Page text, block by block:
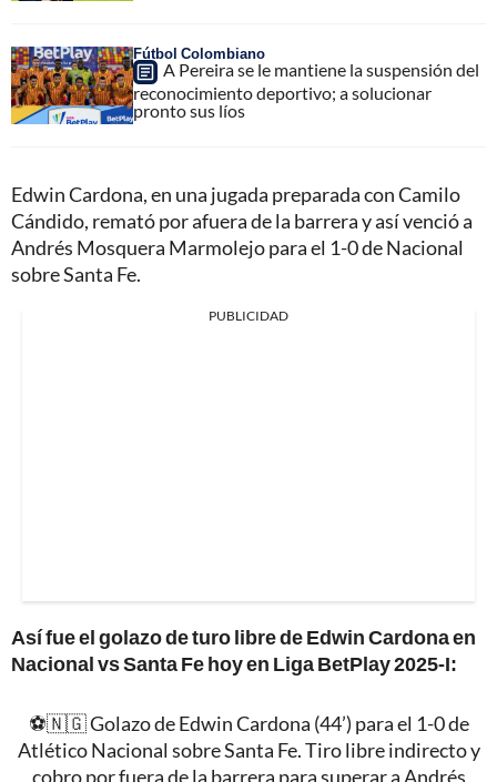
Fútbol Colombiano
A Pereira se le mantiene la suspensión del
reconocimiento deportivo; a solucionar
pronto sus líos
Edwin Cardona, en una jugada preparada con Camilo
Cándido, remató por afuera de la barrera y así venció a
Andrés Mosquera Marmolejo para el 1-0 de Nacional
sobre Santa Fe.
PUBLICIDAD
Así fue el golazo de turo libre de Edwin Cardona en
Nacional vs Santa Fe hoy en Liga BetPlay 2025-I:
⚽️🇳🇬 Golazo de Edwin Cardona (44’) para el 1-0 de
Atlético Nacional sobre Santa Fe. Tiro libre indirecto y
cobro por fuera de la barrera para superar a Andrés